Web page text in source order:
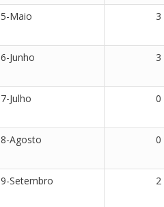
5-Maio 3
6-Junho 3
7-Julho 0
8-Agosto 0
9-Setembro 2